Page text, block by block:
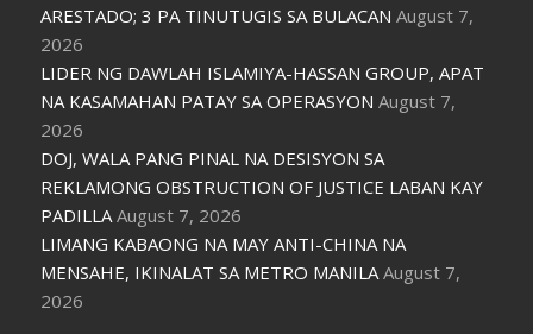
ARESTADO; 3 PA TINUTUGIS SA BULACAN August 7,
2026
LIDER NG DAWLAH ISLAMIYA-HASSAN GROUP, APAT
NA KASAMAHAN PATAY SA OPERASYON August 7,
2026
DOJ, WALA PANG PINAL NA DESISYON SA
REKLAMONG OBSTRUCTION OF JUSTICE LABAN KAY
PADILLA August 7, 2026
LIMANG KABAONG NA MAY ANTI-CHINA NA
MENSAHE, IKINALAT SA METRO MANILA August 7,
2026